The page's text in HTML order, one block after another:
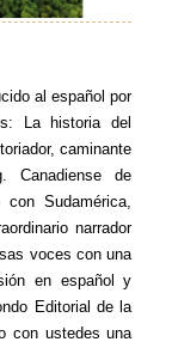
al español por
La historia del
caminante
Canadiense de
Sudamérica,
narrador
voces con una
en español y
Editorial de la
con ustedes una